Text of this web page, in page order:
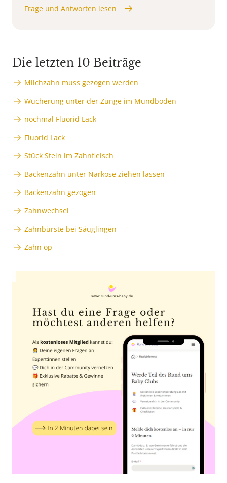
Frage und Antworten lesen
Die letzten 10 Beiträge
Milchzahn muss gezogen werden
Wucherung unter der Zunge im Mundboden
nochmal Fluorid Lack
Fluorid Lack
Stück Stein im Zahnfleisch
Backenzahn unter Narkose ziehen lassen
Backenzahn gezogen
Zahnwechsel
Zahnbürste bei Säuglingen
Zahn op